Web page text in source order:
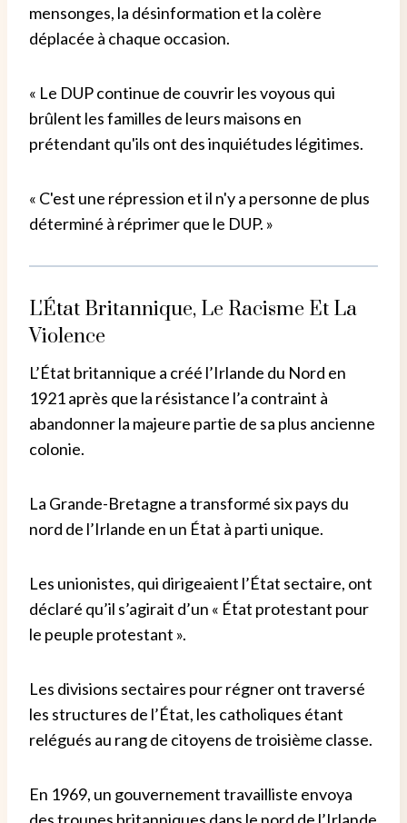
mensonges, la désinformation et la colère
déplacée à chaque occasion.
« Le DUP continue de couvrir les voyous qui
brûlent les familles de leurs maisons en
prétendant qu'ils ont des inquiétudes légitimes.
« C'est une répression et il n'y a personne de plus
déterminé à réprimer que le DUP. »
L'État Britannique, Le Racisme Et La
Violence
L’État britannique a créé l’Irlande du Nord en
1921 après que la résistance l’a contraint à
abandonner la majeure partie de sa plus ancienne
colonie.
La Grande-Bretagne a transformé six pays du
nord de l’Irlande en un État à parti unique.
Les unionistes, qui dirigeaient l’État sectaire, ont
déclaré qu’il s’agirait d’un « État protestant pour
le peuple protestant ».
Les divisions sectaires pour régner ont traversé
les structures de l’État, les catholiques étant
relégués au rang de citoyens de troisième classe.
En 1969, un gouvernement travailliste envoya
des troupes britanniques dans le nord de l’Irlande